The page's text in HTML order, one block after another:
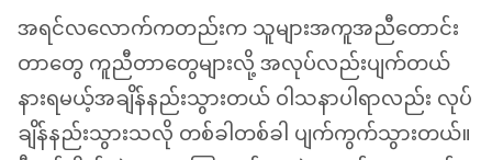
အရင်လလောက်ကတည်းက သူများအကူအညီတောင်း
တာတွေ ကူညီတာတွေများလို့ အလုပ်လည်းပျက်တယ်
နားရမယ့်အချိန်နည်းသွားတယ် ဝါသနာပါရာလည်း လုပ်
ချိန်နည်းသွားသလို တစ်ခါတစ်ခါ ပျက်ကွက်သွားတယ်။